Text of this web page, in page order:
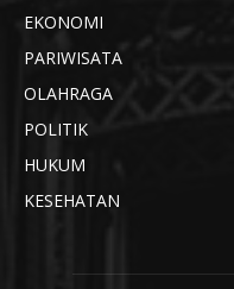
EKONOMI
PARIWISATA
OLAHRAGA
POLITIK
HUKUM
KESEHATAN